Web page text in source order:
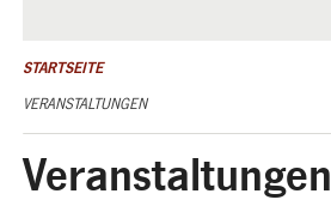
ÜBER UNS
STARTSEITE
VERANSTALTUNGEN
Veranstaltungen